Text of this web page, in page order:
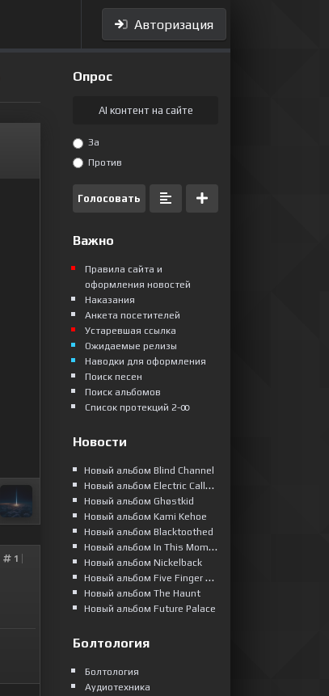
Авторизация
1
Опрос
AI контент на сайте
За
Против
Голосовать
Важно
Правила сайта и
оформления новостей
Наказания
Анкета посетителей
Устаревшая ссылка
Ожидаемые релизы
Наводки для оформления
Поиск песен
Поиск альбомов
Список протекций 2-ꝏ
Новости
Новый альбом Blind Channel
Новый альбом Electric Callboy
Новый альбом Ghøstkid
Новый альбом Kami Kehoe
Новый альбом Blacktoothed
Новый альбом In This Moment
Новый альбом Nickelback
Новый альбом Five Finger Death Punch
Новый альбом The Haunt
Новый альбом Future Palace
Болтология
Болтология
Аудиотехника